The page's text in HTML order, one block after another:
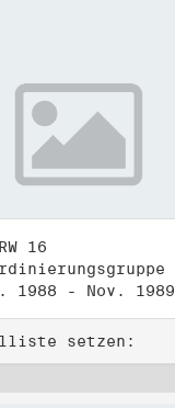
16
1988 - Nov. 1989
setzen: